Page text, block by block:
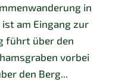
in
am Eingang zur
führt über den
vorbei
den Berg...